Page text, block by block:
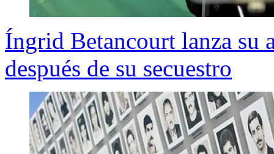
Íngrid Betancourt lanza su
después de su secuestro